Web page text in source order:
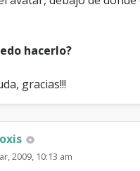
hacerlo?
gracias!!!
2009, 10:13 am